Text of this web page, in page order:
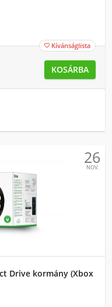
 Kívánságlista
KOSÁRBA
26
NOV.
Drive kormány (Xbox